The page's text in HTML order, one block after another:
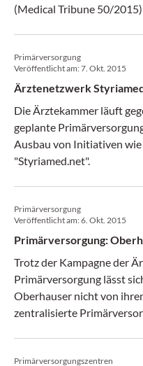
(Medical Tribune 50/2015)
Primärversorgung
Veröffentlicht am:7. Okt. 2015
Ärztenetzwerk
Die Ärztekammer läuft
geplante
Ausbau von Initiativen
"Styriamed.net".
Primärversorgung
Veröffentlicht am:6. Okt. 2015
Primärversorgung:
Trotz der Kampagne der
Primärversorgung lässt
Oberhauser nicht von
zentralisierte
Primärversorgungszentren